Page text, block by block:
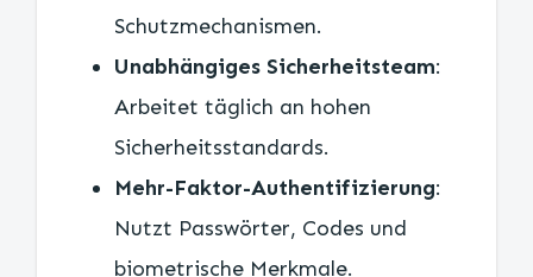
Schutzmechanismen.
Unabhängiges Sicherheitsteam:
Arbeitet täglich an hohen
Sicherheitsstandards.
Mehr-Faktor-Authentifizierung:
Nutzt Passwörter, Codes und
biometrische Merkmale.